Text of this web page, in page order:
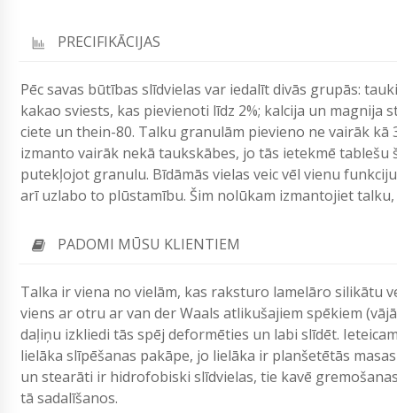
PRECIFIKĀCIJAS
Pēc savas būtības slīdvielas var iedalīt divās grupās:
kakao sviests, kas pievienoti līdz 2%; kalcija un magnija
ciete un thein-80. Talku granulām pievieno ne vairāk
izmanto vairāk nekā taukskābes, jo tās ietekmē
putekļojot granulu. Bīdāmās vielas veic vēl vienu
arī uzlabo to plūstamību. Šim nolūkam izmantojiet
PADOMI MŪSU KLIENTIEM
Talka ir viena no vielām, kas raksturo lamelāro silikātu
viens ar otru ar van der Waals atlikušajiem spēkiem
daļiņu izkliedi tās spēj deformēties un labi slīdēt.
lielāka slīpēšanas pakāpe, jo lielāka ir planšetētās
un stearāti ir hidrofobiski slīdvielas, tie kavē
tā sadalīšanos.